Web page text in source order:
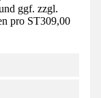
ggf. zzgl.
pro ST309,00